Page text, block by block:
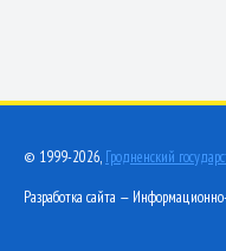
© 1999-2026, Гродненский
Разработка сайта —